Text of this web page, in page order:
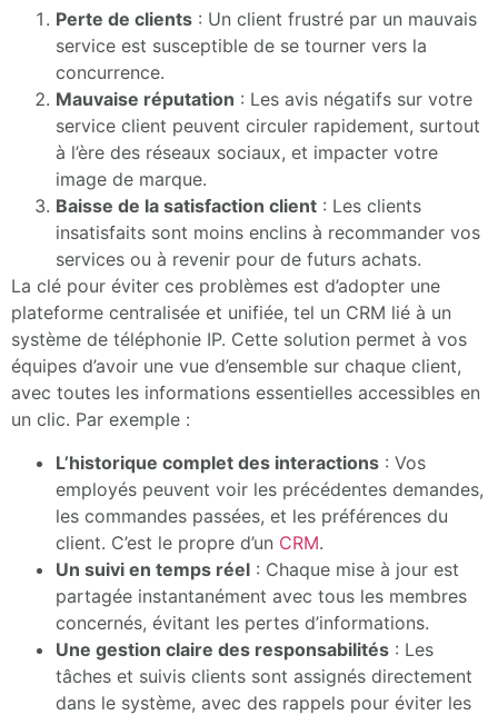
Perte de clients : Un client frustré par un mauvais
service est susceptible de se tourner vers la
concurrence.
Mauvaise réputation : Les avis négatifs sur votre
service client peuvent circuler rapidement, surtout
à l’ère des réseaux sociaux, et impacter votre
image de marque.
Baisse de la satisfaction client : Les clients
insatisfaits sont moins enclins à recommander vos
services ou à revenir pour de futurs achats.
La clé pour éviter ces problèmes est d’adopter une
plateforme centralisée et unifiée, tel un CRM lié à un
système de téléphonie IP. Cette solution permet à vos
équipes d’avoir une vue d’ensemble sur chaque client,
avec toutes les informations essentielles accessibles en
un clic. Par exemple :
L’historique complet des interactions : Vos
employés peuvent voir les précédentes demandes,
les commandes passées, et les préférences du
client. C’est le propre d’un CRM.
Un suivi en temps réel : Chaque mise à jour est
partagée instantanément avec tous les membres
concernés, évitant les pertes d’informations.
Une gestion claire des responsabilités : Les
tâches et suivis clients sont assignés directement
dans le système, avec des rappels pour éviter les